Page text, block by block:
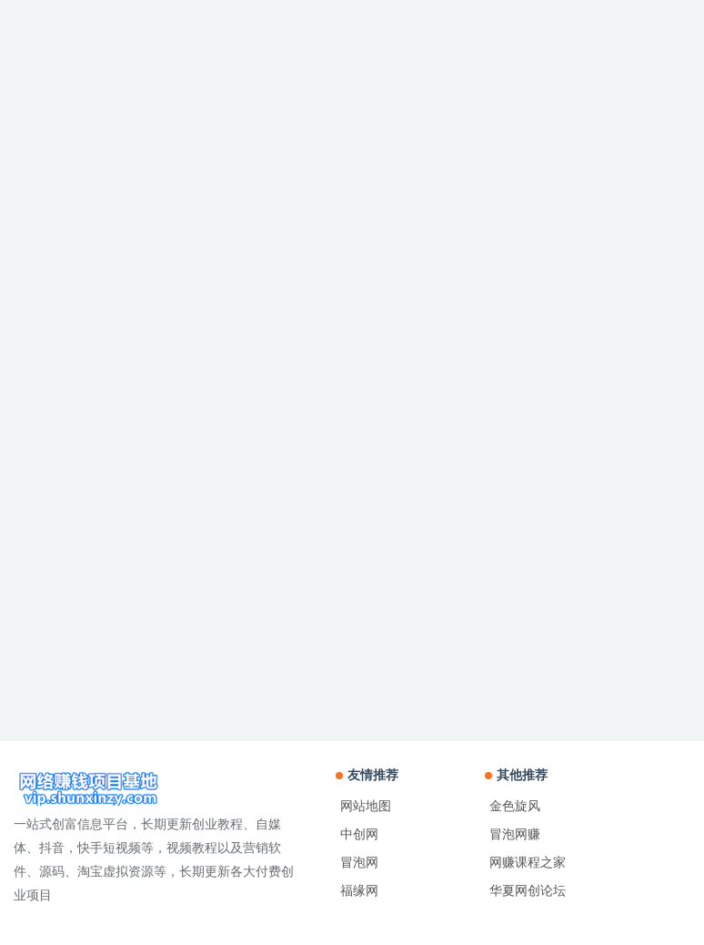
一站式创富信息平台，长期更新创业教程、自媒
体、抖音，快手短视频等，视频教程以及营销软
件、源码、淘宝虚拟资源等，长期更新各大付费创
业项目
友情推荐
网站地图
中创网
冒泡网
福缘网
其他推荐
金色旋风
冒泡网赚
网赚课程之家
华夏网创论坛